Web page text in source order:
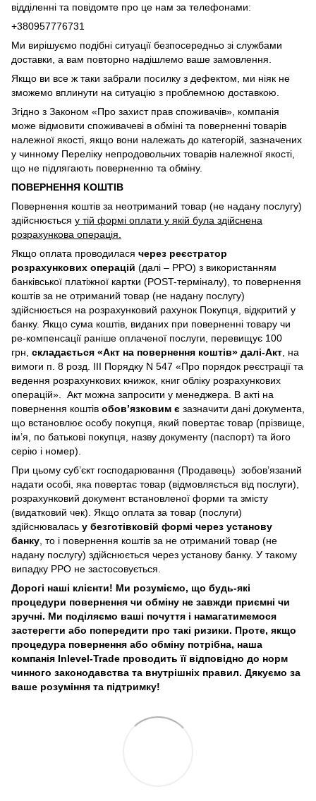
відділенні та повідомте про це нам за телефонами:
+380957776731
Ми вирішуємо подібні ситуації безпосередньо зі службами
доставки, а вам повторно надішлемо ваше замовлення.
Якщо ви все ж таки забрали посилку з дефектом, ми ніяк не
зможемо вплинути на ситуацію з проблемною доставкою.
Згідно з Законом «Про захист прав споживачів», компанія
може відмовити споживачеві в обміні та поверненні товарів
належної якості, якщо вони належать до категорій, зазначених
у чинному Переліку непродовольчих товарів належної якості,
що не підлягають поверненню та обміну.
ПОВЕРНЕННЯ КОШТІВ
Повернення коштів за неотриманий товар (не надану послугу)
здійснюється у тій формі оплати у якій була здійснена
розрахункова операція.
Якщо оплата проводилася через реєстратор
розрахункових операцій (далі – РРО) з використанням
банківської платіжної картки (POST-терміналу), то повернення
коштів за не отриманий товар (не надану послугу)
здійснюється на розрахунковий рахунок Покупця, відкритий у
банку. Якщо сума коштів, виданих при поверненні товару чи
ре-компенсації раніше оплаченої послуги, перевищує 100
грн, складається «Акт на повернення коштів» далі-Акт, на
вимоги п. 8 розд. III Порядку N 547 «Про порядок реєстрації та
ведення розрахункових книжок, книг обліку розрахункових
операцій». Акт можна запросити у менеджера. В акті на
повернення коштів обов’язковим є зазначити дані документа,
що встановлює особу покупця, який повертає товар (прізвище,
ім’я, по батькові покупця, назву документу (паспорт) та його
серію і номер).
При цьому суб’єкт господарювання (Продавець) зобов’язаний
надати особі, яка повертає товар (відмовляється від послуги),
розрахунковий документ встановленої форми та змісту
(видатковий чек). Якщо оплата за товар (послуги)
здійснювалась у безготівковій формі через установу
банку, то і повернення коштів за не отриманий товар (не
надану послугу) здійснюється через установу банку. У такому
випадку РРО не застосовується.
Дорогі наші клієнти! Ми розуміємо, що будь-які
процедури повернення чи обміну не завжди приємні чи
зручні. Ми поділяємо ваші почуття і намагатимемося
застерегти або попередити про такі ризики. Проте, якщо
процедура повернення або обміну потрібна, наша
компанія Inlevel-Trade проводить її відповідно до норм
чинного законодавства та внутрішніх правил. Дякуємо за
ваше розуміння та підтримку!